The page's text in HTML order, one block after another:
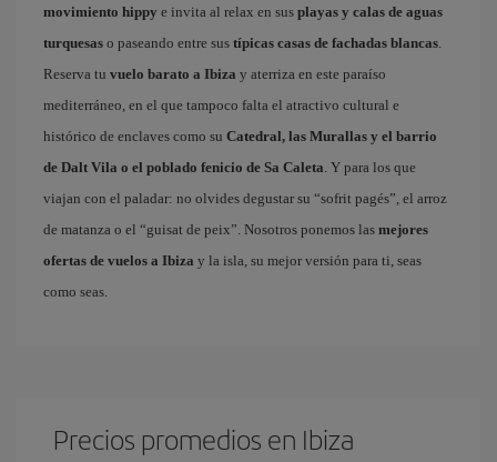
movimiento hippy e invita al relax en sus playas y calas de aguas
turquesas o paseando entre sus típicas casas de fachadas blancas.
Reserva tu vuelo barato a Ibiza y aterriza en este paraíso
mediterráneo, en el que tampoco falta el atractivo cultural e
histórico de enclaves como su Catedral, las Murallas y el barrio
de Dalt Vila o el poblado fenicio de Sa Caleta. Y para los que
viajan con el paladar: no olvides degustar su “sofrit pagés”, el arroz
de matanza o el “guisat de peix”. Nosotros ponemos las mejores
ofertas de vuelos a Ibiza y la isla, su mejor versión para ti, seas
como seas.
Precios promedios en Ibiza